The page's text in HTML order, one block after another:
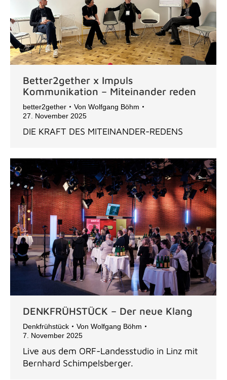
Better2gether x Impuls
Kommunikation – Miteinander reden
better2gether Von Wolfgang Böhm
27. November 2025
DIE KRAFT DES MITEINANDER-REDENS
DENKFRÜHSTÜCK – Der neue Klang
Denkfrühstück Von Wolfgang Böhm
7. November 2025
Live aus dem ORF-Landesstudio in Linz mit
Bernhard Schimpelsberger.